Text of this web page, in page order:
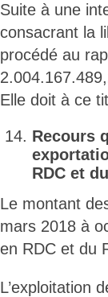
Suite à une
consacrant la
procédé au
Elle doit à ce
Recours
RDC et
Le montant
mars 2018 à
en RDC et du
L’exploitation